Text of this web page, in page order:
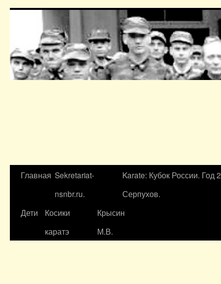
Главная Sekretariat-
nsnbr.ru.
Karate: Кубок России. Год
Серпухов.
Дети
Косики
каратэ
Крысин
М.В.